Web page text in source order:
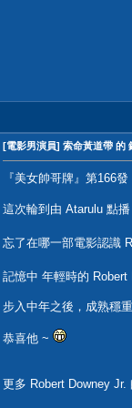
[電影男演員] 索命黃道帶 的
『美女帥哥牌』第166
這次輪到由 Atarulu 點
忘了在哪一部電影認識
記憶中 年輕時的
步入中年之後，成熟穩
恭喜他 ~
更多 Robert Downey